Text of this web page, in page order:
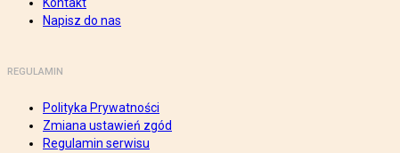
Napisz do nas
REGULAMIN
Polityka Prywatności
Zmiana ustawień zgód
Regulamin serwisu